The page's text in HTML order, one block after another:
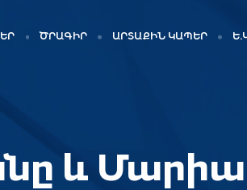
ԾՐԱԳԻՐ ԱՐՏԱՔԻՆ ԿԱՊԵՐ
և Մարիա